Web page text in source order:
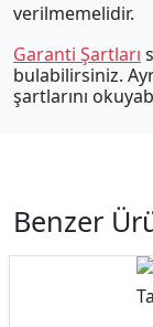
verilmemelidir.
Garanti Şartları
bulabilirsiniz.
şartlarını
Benzer